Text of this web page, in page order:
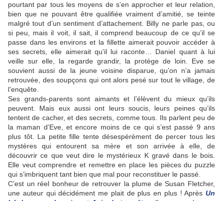
pourtant par tous les moyens de s’en approcher et leur relation,
bien que ne pouvant être qualifiée vraiment d’amitié, se teinte
malgré tout d’un sentiment d’attachement. Billy ne parle pas, ou
si peu, mais il voit, il sait, il comprend beaucoup de ce qu’il se
passe dans les environs et la fillette aimerait pouvoir accéder à
ses secrets, elle aimerait qu’il lui raconte… Daniel quant à lui
veille sur elle, la regarde grandir, la protège de loin. Eve se
souvient aussi de la jeune voisine disparue, qu’on n’a jamais
retrouvée, des soupçons qui ont alors pesé sur tout le village, de
l’enquête.
Ses grands-parents sont aimants et l’élèvent du mieux qu’ils
peuvent. Mais eux aussi ont leurs soucis, leurs peines qu’ils
tentent de cacher, et des secrets, comme tous. Ils parlent peu de
la maman d’Eve, et encore moins de ce qui s’est passé 9 ans
plus tôt. La petite fille tente désespérément de percer tous les
mystères qui entourent sa mère et son arrivée à elle, de
découvrir ce que veut dire le mystérieux K gravé dans le bois.
Elle veut comprendre et remettre en place les pièces du puzzle
qui s’imbriquent tant bien que mal pour reconstituer le passé.
C’est un réel bonheur de retrouver la plume de Susan Fletcher,
une auteur qui décidément me plait de plus en plus ! Après Un